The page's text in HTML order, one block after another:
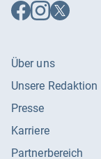
Auf
Facebook
Auf
Instagram
Auf
X
Über uns
Unsere Redaktion
Presse
Karriere
Partnerbereich